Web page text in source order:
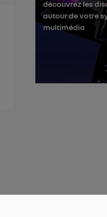
découvrez les
autour de votre
multimédia